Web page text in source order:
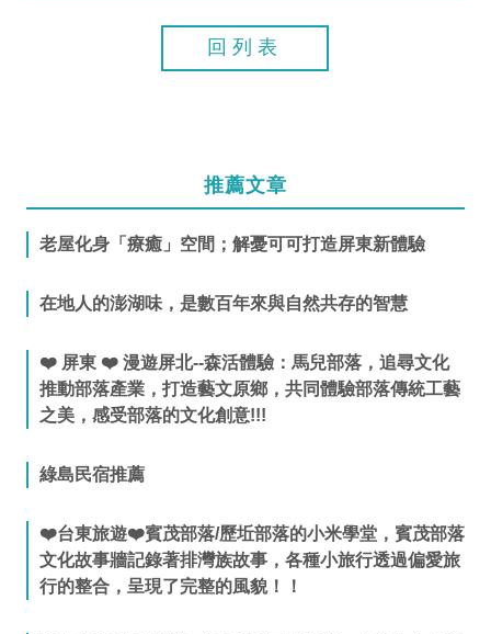
回列表
推薦文章
老屋化身「療癒」空間；解憂可可打造屏東新體驗
在地人的澎湖味，是數百年來與自然共存的智慧
❤️ 屏東 ❤️ 漫遊屏北--森活體驗：馬兒部落，追尋文化
推動部落產業，打造藝文原鄉，共同體驗部落傳統工藝
之美，感受部落的文化創意!!!
綠島民宿推薦
❤️台東旅遊❤️賓茂部落/歷坵部落的小米學堂，賓茂部落
文化故事牆記錄著排灣族故事，各種小旅行透過偏愛旅
行的整合，呈現了完整的風貌！！